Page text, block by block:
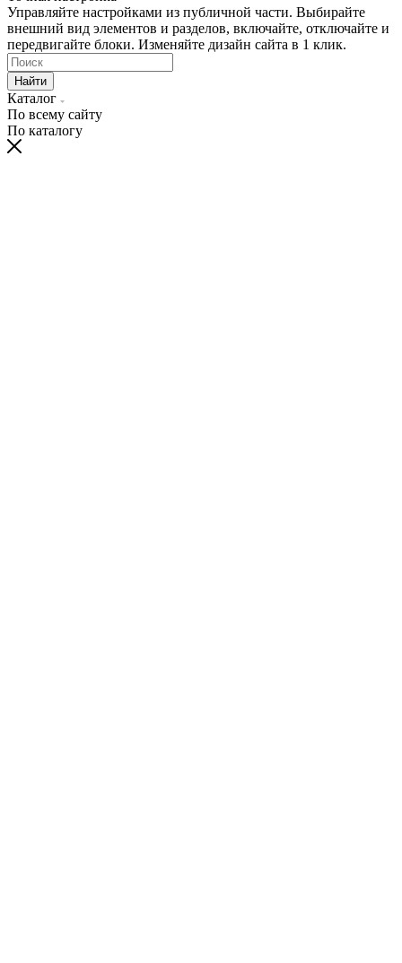
Управляйте настройками из публичной части. Выбирайте
внешний вид элементов и разделов, включайте, отключайте и
передвигайте блоки. Изменяйте дизайн сайта в 1 клик.
Найти
Каталог
По всему сайту
По каталогу